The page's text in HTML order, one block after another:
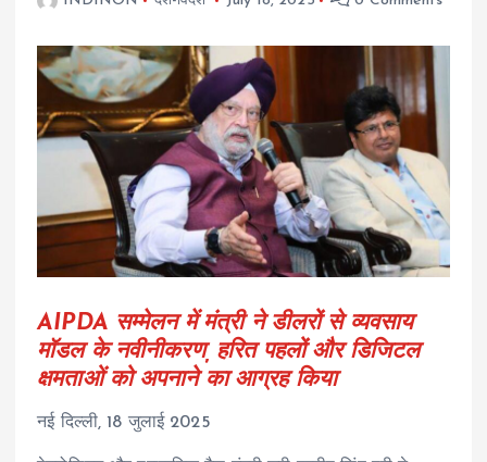
AIPDA सम्मेलन में मंत्री ने डीलरों से व्यवसाय
मॉडल के नवीनीकरण, हरित पहलों और डिजिटल
क्षमताओं को अपनाने का आग्रह किया
नई दिल्ली, 18 जुलाई 2025